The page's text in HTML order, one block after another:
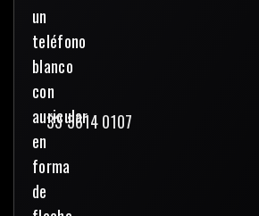
33 3614 0107